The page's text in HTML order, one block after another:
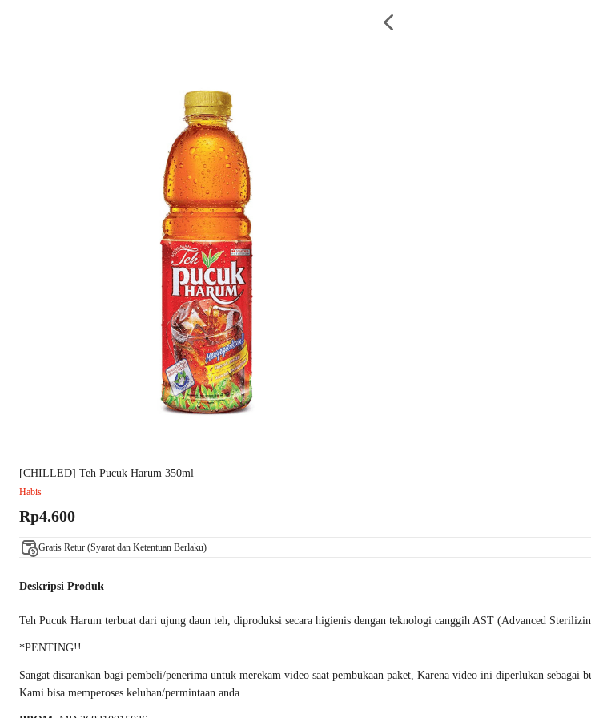
[CHILLED] Teh Pucuk Harum 350ml
Habis
Rp4.600
Gratis Retur (Syarat dan Ketentuan Berlaku)
Deskripsi Produk
Teh Pucuk Harum terbuat dari ujung daun teh, diproduksi secara higienis dengan teknologi canggih AST (Advanced
*PENTING!!
Sangat disarankan bagi pembeli/penerima untuk merekam video saat pembukaan paket, Karena video ini diperlukan
Kami bisa memperoses keluhan/permintaan anda